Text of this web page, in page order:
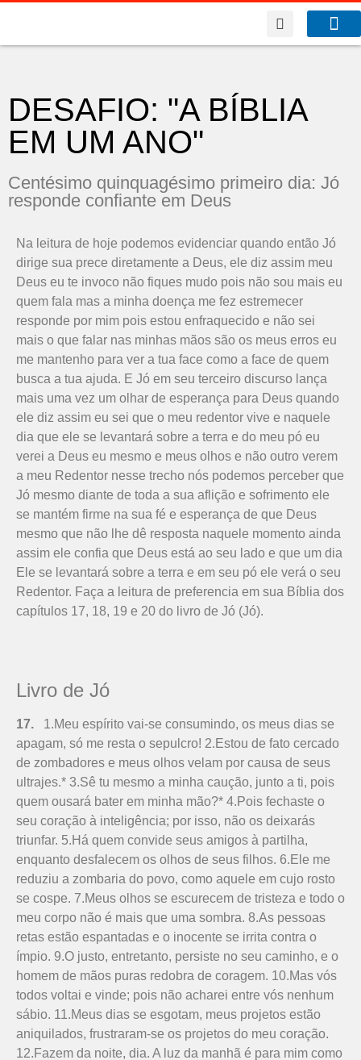
DESAFIO: "A BÍBLIA
EM UM ANO"
Centésimo quinquagésimo primeiro dia: Jó
responde confiante em Deus
Na leitura de hoje podemos evidenciar quando então Jó
dirige sua prece diretamente a Deus, ele diz assim meu
Deus eu te invoco não fiques mudo pois não sou mais eu
quem fala mas a minha doença me fez estremecer
responde por mim pois estou enfraquecido e não sei
mais o que falar nas minhas mãos são os meus erros eu
me mantenho para ver a tua face como a face de quem
busca a tua ajuda. E Jó em seu terceiro discurso lança
mais uma vez um olhar de esperança para Deus quando
ele diz assim eu sei que o meu redentor vive e naquele
dia que ele se levantará sobre a terra e do meu pó eu
verei a Deus eu mesmo e meus olhos e não outro verem
a meu Redentor nesse trecho nós podemos perceber que
Jó mesmo diante de toda a sua aflição e sofrimento ele
se mantém firme na sua fé e esperança de que Deus
mesmo que não lhe dê resposta naquele momento ainda
assim ele confia que Deus está ao seu lado e que um dia
Ele se levantará sobre a terra e em seu pó ele verá o seu
Redentor. Faça a leitura de preferencia em sua Bíblia dos
capítulos 17, 18, 19 e 20 do livro de Jó (Jó).
Livro de Jó
17. 1.Meu espírito vai-se consumindo, os meus dias se
apagam, só me resta o sepulcro! 2.Estou de fato cercado
de zombadores e meus olhos velam por causa de seus
ultrajes.* 3.Sê tu mesmo a minha caução, junto a ti, pois
quem ousará bater em minha mão?* 4.Pois fechaste o
seu coração à inteligência; por isso, não os deixarás
triunfar. 5.Há quem convide seus amigos à partilha,
enquanto desfalecem os olhos de seus filhos. 6.Ele me
reduziu a zombaria do povo, como aquele em cujo rosto
se cospe. 7.Meus olhos se escurecem de tristeza e todo o
meu corpo não é mais que uma sombra. 8.As pessoas
retas estão espantadas e o inocente se irrita contra o
ímpio. 9.O justo, entretanto, persiste no seu caminho, e o
homem de mãos puras redobra de coragem. 10.Mas vós
todos voltai e vinde; pois não acharei entre vós nenhum
sábio. 11.Meus dias se esgotam, meus projetos estão
aniquilados, frustraram-se os projetos do meu coração.
12.Fazem da noite, dia. A luz da manhã é para mim como